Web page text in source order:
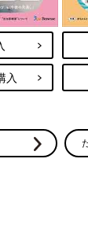
地は東急ハン
用。慣れると1
接触れるもの
ね♪
入